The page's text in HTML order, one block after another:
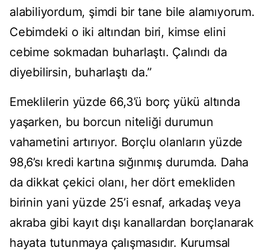
alabiliyordum, şimdi bir tane bile alamıyorum.
Cebimdeki o iki altından biri, kimse elini
cebime sokmadan buharlaştı. Çalındı da
diyebilirsin, buharlaştı da.”
Emeklilerin yüzde 66,3’ü borç yükü altında
yaşarken, bu borcun niteliği durumun
vahametini artırıyor. Borçlu olanların yüzde
98,6’sı kredi kartına sığınmış durumda. Daha
da dikkat çekici olanı, her dört emekliden
birinin yani yüzde 25’i esnaf, arkadaş veya
akraba gibi kayıt dışı kanallardan borçlanarak
hayata tutunmaya çalışmasıdır. Kurumsal